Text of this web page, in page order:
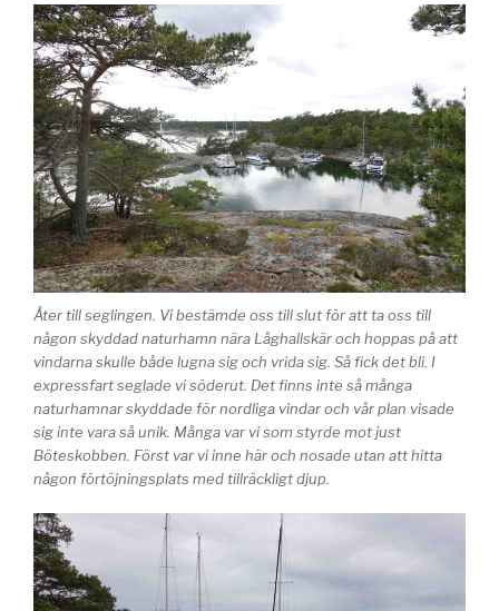
Åter till seglingen. Vi bestämde oss till slut för att ta oss till
någon skyddad naturhamn nära Låghallskär och hoppas på att
vindarna skulle både lugna sig och vrida sig. Så fick det bli. I
expressfart seglade vi söderut. Det finns inte så många
naturhamnar skyddade för nordliga vindar och vår plan visade
sig inte vara så unik. Många var vi som styrde mot just
Böteskobben. Först var vi inne här och nosade utan att hitta
någon förtöjningsplats med tillräckligt djup.